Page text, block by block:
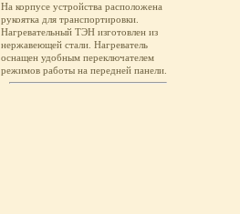
На корпусе устройства расположена
рукоятка для транспортировки.
Нагревательный ТЭН изготовлен из
нержавеющей стали. Нагреватель
оснащен удобным переключателем
режимов работы на передней панели.